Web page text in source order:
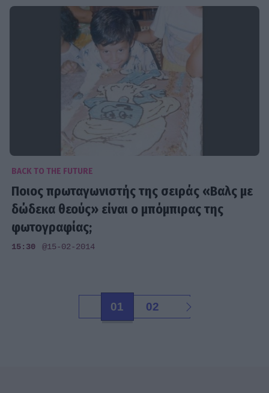
BACK TO THE FUTURE
Ποιος πρωταγωνιστής της σειράς «Βαλς με
δώδεκα θεούς» είναι ο μπόμπιρας της
φωτογραφίας;
15:30 @15-02-2014
01 02